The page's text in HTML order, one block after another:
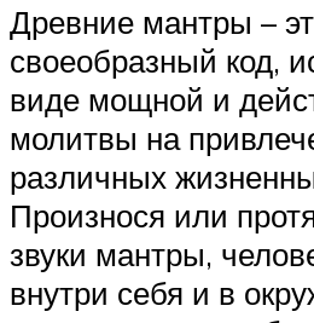
Древние мантры –
своеобразный код,
виде мощной и
молитвы на
различных
Произнося или
звуки мантры,
внутри себя и в